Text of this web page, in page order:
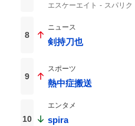
エスケーエイト スパリク
8
ニュース
剣持刀也
9
スポーツ
熱中症搬送
10
エンタメ
spira